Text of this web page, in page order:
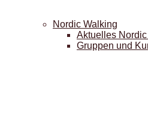
Nordic Walking
Aktuelles
Gruppen und